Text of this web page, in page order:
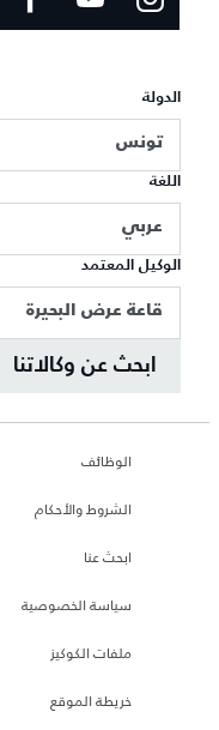
الدولة
تونس
اللغة
عربي
الوكيل المعتمد
قاعة عرض البحيرة
ابحث عن وكالاتنا
الوظائف
الشروط والأحكام
ابحث عنا
سياسة الخصوصية
ملفات الكوكيز
خريطة الموقع